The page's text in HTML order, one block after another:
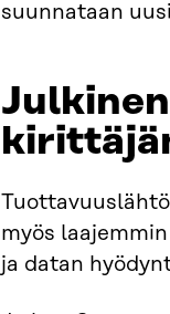
suunnataan
myös
ja datan